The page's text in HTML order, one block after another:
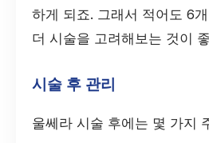
하게 되죠. 그래서 적어도 6
더 시술을 고려해보는 것이
시술 후 관리
울쎄라 시술 후에는 몇 가지